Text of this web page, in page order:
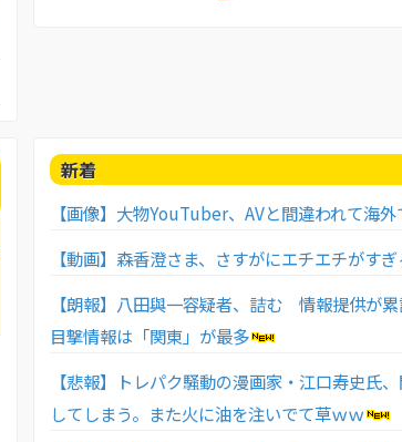
新着
【画像】大物YouTuber、AVと間違われて海
【動画】森香澄さま、さすがにエチエチがす
【朗報】八田與一容疑者、詰む 情報提供が
目撃情報は「関東」が最多
【悲報】トレパク騒動の漫画家・江口寿史氏
してしまう。また火に油を注いでて草ｗｗ